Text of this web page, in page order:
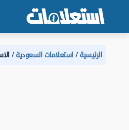
الرئيسية استعلامات السعودية